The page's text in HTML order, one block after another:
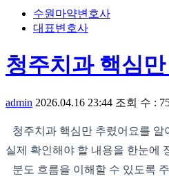
수원마약변호사
대표변호사
청주치과 핵심
admin 2026.04.16 23:44 조회 수 :
청주치과 핵심만 추렸어요를
실제 확인해야 할 내용을 한눈에
분도 흐름을 이해할 수 있도록